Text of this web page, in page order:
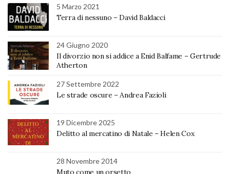
5 Marzo 2021
Terra di nessuno – David Baldacci
24 Giugno 2020
Il divorzio non si addice a Enid Balfame – Gertrude
Atherton
27 Settembre 2022
Le strade oscure – Andrea Fazioli
19 Dicembre 2025
Delitto al mercatino di Natale – Helen Cox
28 Novembre 2014
Muto come un orsetto